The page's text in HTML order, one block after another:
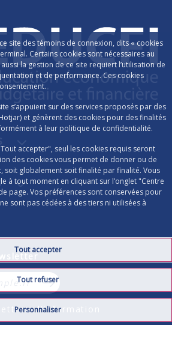
site des témoins de connexion, dits « cookies
Certains cookies sont nécessaires au
la gestion de ce site requiert l’utilisation de
et de performance. Ces cookies
s’appuient sur des services proposés par des
et génèrent des cookies pour des finalités
à leur politique de confidentialité.
accepter", seul les cookies requis seront
des cookies vous permet de donner ou de
soit globalement soit finalité par finalité. Vous
à tout moment en cliquant sur l’onglet "Centre
page. Vos préférences sont conservées pour
sont pas cédées à des tiers ni utilisées à
Tout accepter
Tout refuser
Personnaliser
à la lettre
S’abonner à la newsletter
d'information
de la lettre d'information